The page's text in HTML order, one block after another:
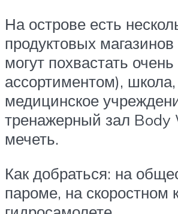
На острове есть
продуктовых
могут похвастать
ассортиментом), школа,
медицинское
тренажерный зал Body
мечеть.
Как добраться: на
пароме, на скоростном